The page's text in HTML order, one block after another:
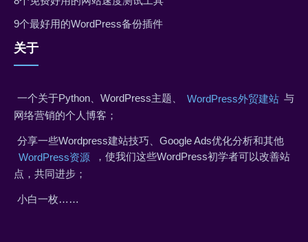
9个最好用的WordPress备份插件
关于
一个关于Python、WordPress主题、 WordPress外贸建站 与
网络营销的个人博客；
分享一些Wordpress建站技巧、Google Ads优化分析和其他
WordPress资源
，使我们这些WordPress初学者可以改善站
点，共同进步；
小白一枚……